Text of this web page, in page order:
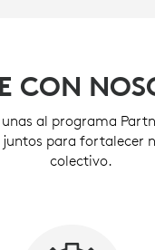
CON
al programa
para fortalecer
colectivo.